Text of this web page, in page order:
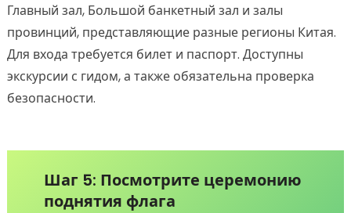
Главный зал, Большой банкетный зал и залы
провинций, представляющие разные регионы Китая.
Для входа требуется билет и паспорт. Доступны
экскурсии с гидом, а также обязательна проверка
безопасности.
Шаг 5: Посмотрите церемонию
поднятия флага